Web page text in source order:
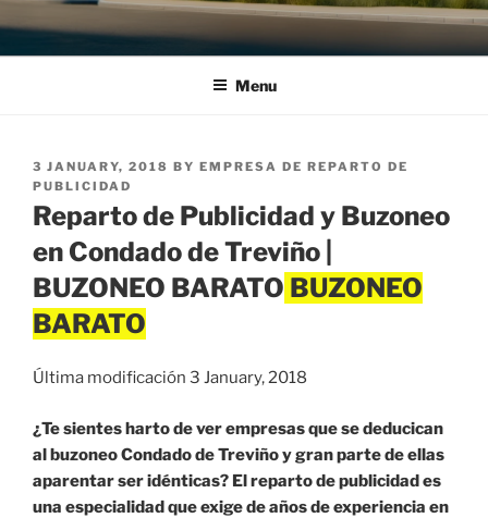
Menu
POSTED
ON
3 JANUARY, 2018 BY EMPRESA DE REPARTO DE
PUBLICIDAD
Reparto de Publicidad y Buzoneo
en Condado de Treviño |
BUZONEO BARATO
Última modificación 3 January, 2018
¿Te sientes harto de ver empresas que se deducican
al buzoneo Condado de Treviño y gran parte de ellas
aparentar ser idénticas? El reparto de publicidad es
una especialidad que exige de años de experiencia en